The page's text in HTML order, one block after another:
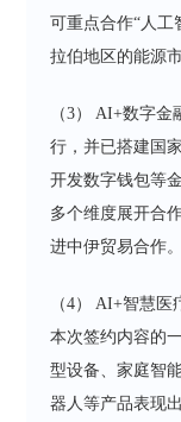
可重点合作“人工
拉伯地区的能源
（3） AI+数字
行，并已搭建国
开发数字钱包等
多个维度展开合
进中伊贸易合作。
（4） AI+智慧
本次签约内容的
型设备、家庭智
器人等产品表现